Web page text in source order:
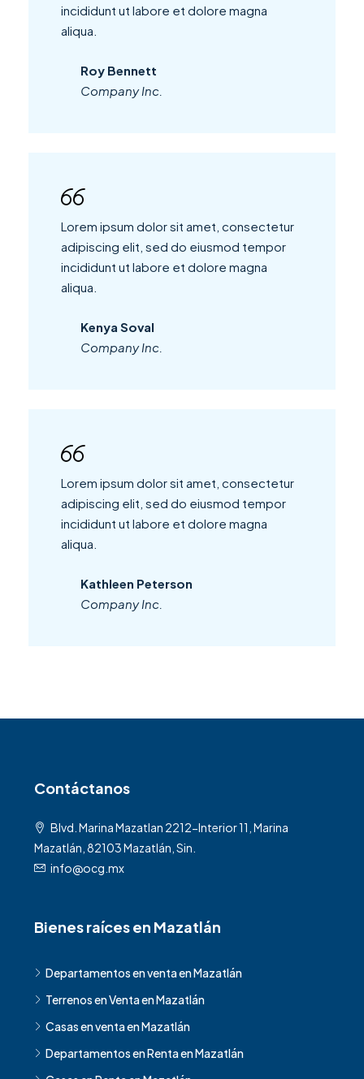
incididunt ut labore et dolore magna
aliqua.
Roy Bennett
Company Inc.
Lorem ipsum dolor sit amet, consectetur
adipiscing elit, sed do eiusmod tempor
incididunt ut labore et dolore magna
aliqua.
Kenya Soval
Company Inc.
Lorem ipsum dolor sit amet, consectetur
adipiscing elit, sed do eiusmod tempor
incididunt ut labore et dolore magna
aliqua.
Kathleen Peterson
Company Inc.
Contáctanos
Blvd. Marina Mazatlan 2212-Interior 11, Marina
Mazatlán, 82103 Mazatlán, Sin.
info@ocg.mx
Bienes raíces en Mazatlán
Departamentos en venta en Mazatlán
Terrenos en Venta en Mazatlán
Casas en venta en Mazatlán
Departamentos en Renta en Mazatlán